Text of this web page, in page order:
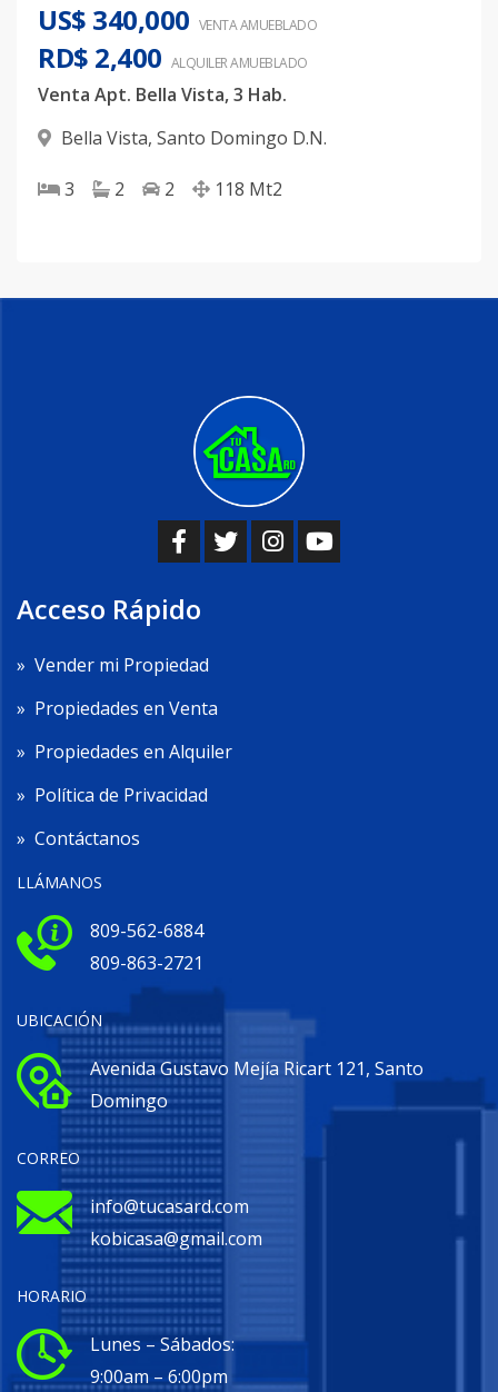
US$ 340,000 VENTA AMUEBLADO
RD$ 2,400 ALQUILERAMUEBLADO
Venta Apt. Bella Vista, 3 Hab.
Bella Vista, Santo Domingo D.N.
3 2 2 118 Mt2
Acceso Rápido
» Vender mi Propiedad
» Propiedades en Venta
» Propiedades en Alquiler
» Política de Privacidad
» Contáctanos
LLÁMANOS
809-562-6884
809-863-2721
UBICACIÓN
Avenida Gustavo Mejía Ricart 121, Santo
Domingo
CORREO
info@tucasard.com
kobicasa@gmail.com
HORARIO
Lunes – Sábados:
9:00am – 6:00pm